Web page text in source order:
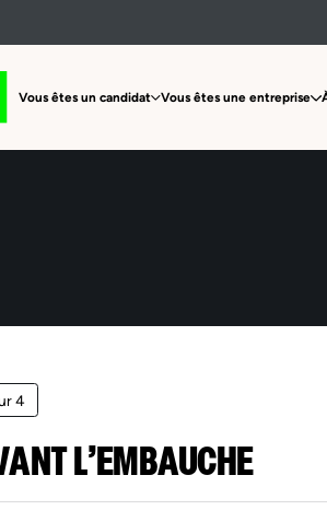
Vous êtes un candidat Vous êtes une entreprise
4
L’EMBAUCHE